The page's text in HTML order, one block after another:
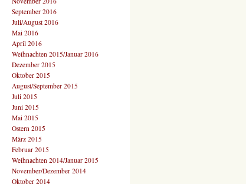
September 2016
Juli/August 2016
Mai 2016
April 2016
Weihnachten 2015/Januar 2016
Dezember 2015
Oktober 2015
August/September 2015
Juli 2015
Juni 2015
Mai 2015
Ostern 2015
März 2015
Februar 2015
Weihnachten 2014/Januar 2015
November/Dezember 2014
Oktober 2014